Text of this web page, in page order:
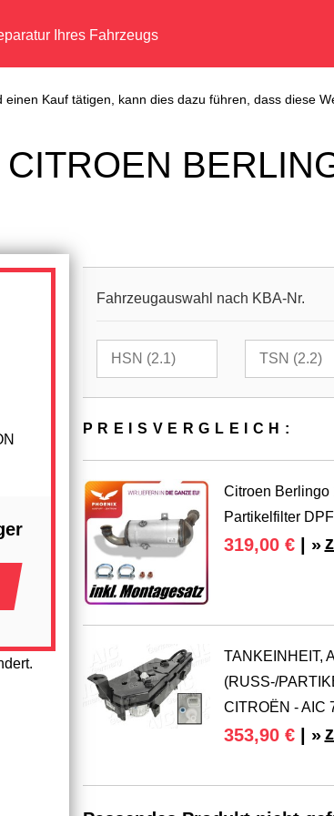
Ihres Fahrzeugs
Kauf tätigen, kann dies dazu führen, dass diese
Fahrzeugauswahl nach KBA-Nr.
PREIS­VER­GLEICH:
Citroen Berlingo
Partikelfilter DPF
319,00 €| »
TANKEINHEIT,
(RUSS-/
CITROËN - AIC
353,90 €| »